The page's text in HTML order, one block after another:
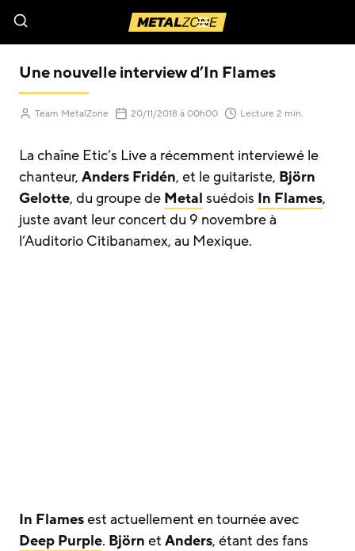
Menu
Une nouvelle interview d’In Flames
Team MetalZone 20/11/2018(Mis à jour le)
à 00h00 Lecture 2 min.
La chaîne Etic’s Live a récemment interviewé le
chanteur, Anders Fridén, et le guitariste, Björn
Gelotte, du groupe de Metal suédois In Flames,
juste avant leur concert du 9 novembre à
l’Auditorio Citibanamex, au Mexique.
In Flamesest actuellement en tournée avec
Deep Purple. Björn et Anders, étant des fans